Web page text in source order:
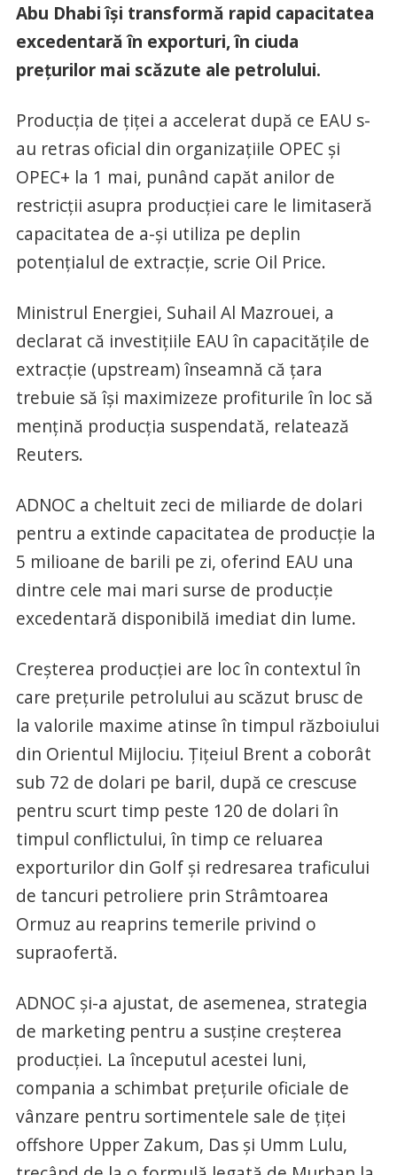
Abu Dhabi își transformă rapid capacitatea
excedentară în exporturi, în ciuda
prețurilor mai scăzute ale petrolului.
Producția de țiței a accelerat după ce EAU s-
au retras oficial din organizațiile OPEC și
OPEC+ la 1 mai, punând capăt anilor de
restricții asupra producției care le limitaseră
capacitatea de a-și utiliza pe deplin
potențialul de extracție, scrie Oil Price.
Ministrul Energiei, Suhail Al Mazrouei, a
declarat că investițiile EAU în capacitățile de
extracție (upstream) înseamnă că țara
trebuie să își maximizeze profiturile în loc să
mențină producția suspendată, relatează
Reuters.
ADNOC a cheltuit zeci de miliarde de dolari
pentru a extinde capacitatea de producție la
5 milioane de barili pe zi, oferind EAU una
dintre cele mai mari surse de producție
excedentară disponibilă imediat din lume.
Creșterea producției are loc în contextul în
care prețurile petrolului au scăzut brusc de
la valorile maxime atinse în timpul războiului
din Orientul Mijlociu. Țițeiul Brent a coborât
sub 72 de dolari pe baril, după ce crescuse
pentru scurt timp peste 120 de dolari în
timpul conflictului, în timp ce reluarea
exporturilor din Golf și redresarea traficului
de tancuri petroliere prin Strâmtoarea
Ormuz au reaprins temerile privind o
supraofertă.
ADNOC și-a ajustat, de asemenea, strategia
de marketing pentru a susține creșterea
producției. La începutul acestei luni,
compania a schimbat prețurile oficiale de
vânzare pentru sortimentele sale de țiței
offshore Upper Zakum, Das și Umm Lulu,